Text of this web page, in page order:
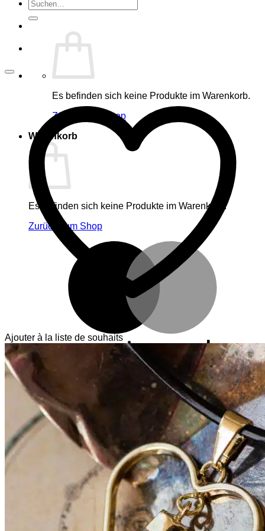
Suche
nach:
Es befinden sich keine Produkte im Warenkorb.
Zurück zum Shop
Warenkorb
Es befinden sich keine Produkte im Warenkorb.
Zurück zum Shop
Ajouter à la liste de souhaits